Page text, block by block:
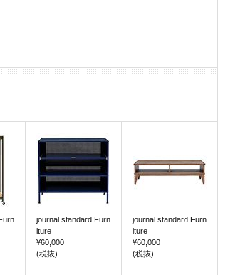
journal standard Furn
iture
¥60,000
(税抜)
journal standard Furn
iture
¥60,000
(税抜)